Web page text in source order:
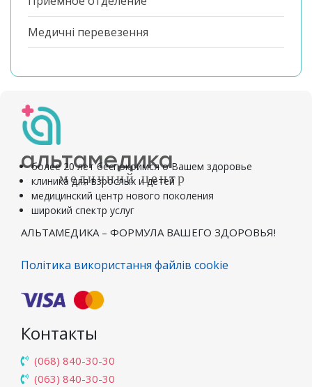
Медичні перевезення
альтамедика
медичний центр
более 20 лет беспокоимся о Вашем здоровье
клиника для взрослых и детей
медицинский центр нового поколения
широкий спектр услуг
АЛЬТАМЕДИКА – ФОРМУЛА ВАШЕГО ЗДОРОВЬЯ!
Політика використання файлів cookie
Контакты
(068) 840-30-30
(063) 840-30-30